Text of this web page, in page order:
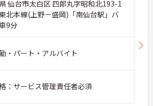
仙台市太白区 四郎丸字昭和北193-1
北本線(上野－盛岡)「南仙台駅」バ
9分
・パート・アルバイト
：サービス管理責任者必須